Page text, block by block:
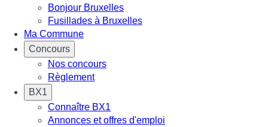
Bonjour Bruxelles
Fusillades à Bruxelles
Ma Commune
Concours
Nos concours
Règlement
BX1
Connaître BX1
Annonces et offres d'emploi